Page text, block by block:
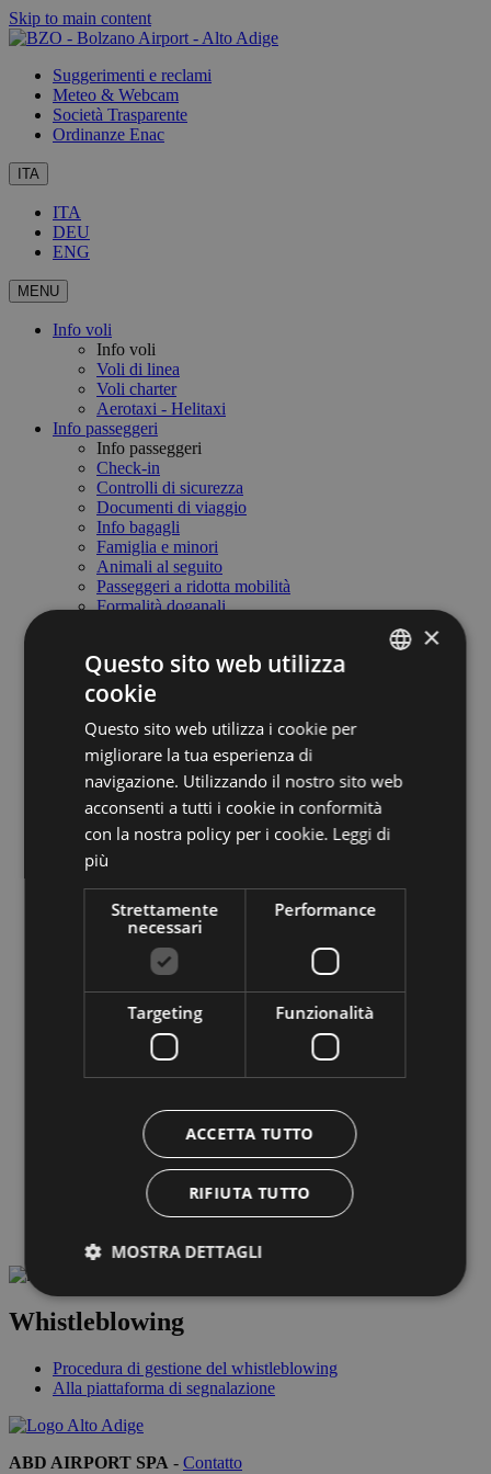
Skip to main content
Suggerimenti e reclami
Meteo & Webcam
Società Trasparente
Ordinanze Enac
ITA
ITA
DEU
ENG
MENU
Info voli
Info voli
Voli di linea
Voli charter
Aerotaxi - Helitaxi
Info passeggeri
Info passeggeri
Check-in
Controlli di sicurezza
Documenti di viaggio
Info bagagli
Famiglia e minori
Animali al seguito
Passeggeri a ridotta mobilità
Formalità doganali
Oggetti smarriti
Suggerimenti e reclami
Servizi in aeroporto
Servizi in aeroporto
Da e per l'aeroporto
Bistro' e ristorazione
Parcheggio
Autonoleggio
Meeting & business lounge
Contatti utili
RDS - Regolamento di scalo
Business & General aviation
Business & General aviation
Handling - Tariffe e servizi
Pilots corner
Meteo
Formalità doganali
Società di gestione
Società di gestione
Organo amministrativo
Lavora con noi
Business & fornitori
Link utili & partner
Safety Management System
Società Trasparente
Whistleblowing
Procedura di gestione del whistleblowing
Alla piattaforma di segnalazione
ABD AIRPORT SPA - Contatto
GERMAN
×
Questo sito web utilizza
cookie
Questo sito web utilizza i cookie per
migliorare la tua esperienza di
navigazione. Utilizzando il nostro sito web
acconsenti a tutti i cookie in conformità
con la nostra policy per i cookie. Leggi di
più
Strettamente
necessari
Performance
Targeting Funzionalità
ACCETTA TUTTO
RIFIUTA TUTTO
MOSTRA DETTAGLI
Strettamente necessari
Targeting
Funzionalità
funzionalità principali del sito web come l'accesso
può essere utilizzato correttamente senza i cookie